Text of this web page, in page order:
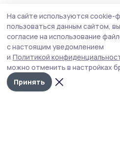
На сайте используются cookie-
пользоваться данным сайтом,
согласие на использование
с настоящим уведомлением
и Политикой
можно отменить в настройках
Принять